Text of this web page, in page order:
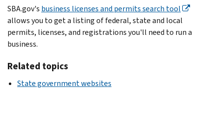
SBA.gov's business licenses and permits search tool
allows you to get a listing of federal, state and local
permits, licenses, and registrations you'll need to run a
business.
Related topics
State government websites